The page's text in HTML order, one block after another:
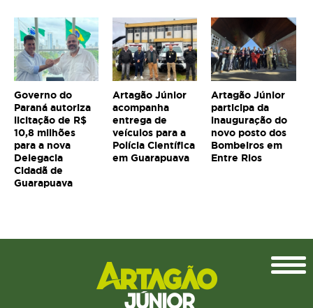
Governo do
Paraná autoriza
licitação de R$
10,8 milhões
para a nova
Delegacia
Cidadã de
Guarapuava
Artagão Júnior
acompanha
entrega de
veículos para a
Polícia Científica
em Guarapuava
Artagão Júnior
participa da
inauguração do
novo posto dos
Bombeiros em
Entre Rios